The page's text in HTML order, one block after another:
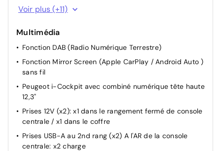
Direction assistée électrique, réglable en hauteur et
profondeur (mécanique)
Habitacle et ciel de pavillon Noir Mistral
Sélecteur de boite de vitesses automatique e-Toggle
Sièges conducteur et passager réglables en hauteur,
avec réglage lombaire électrique (4 voies)
Toggle Switches' chromés (touches 'piano' d'activation
des fonctions de l'écran tactile)
Sélecteur de modes de conduite 'Drive Mode' (Electric,
Hybrid, Sport)
Tapis de coffre avec articulation pour accès à l'espace
de rangement du câble de recharge
Voir plus (+11)
Multimédia
Fonction DAB (Radio Numérique Terrestre)
Fonction Mirror Screen (Apple CarPlay / Android Auto )
sans fil
Peugeot i-Cockpit avec combiné numérique tête haute
12,3"
Prises 12V (x2): x1 dans le rangement fermé de console
centrale / x1 dans le coffre
Prises USB-A au 2nd rang (x2) A l'AR de la console
centrale: x2 charge